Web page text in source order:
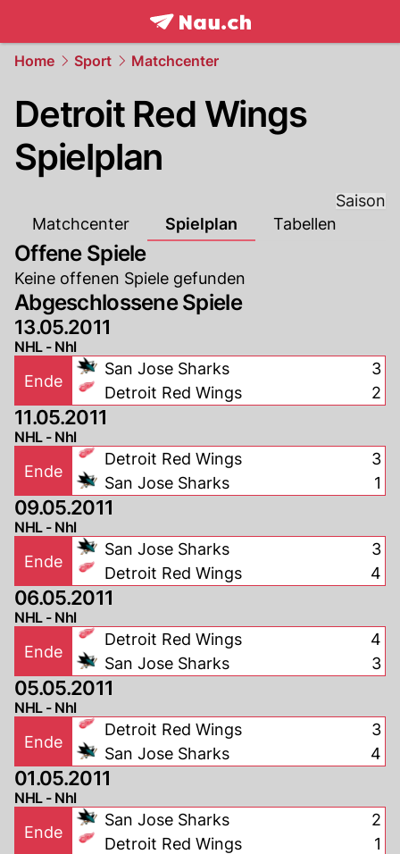
frontpage.NAU.ch
Home Sport Matchcenter
Detroit Red Wings
Spielplan
Saison
Matchcenter
Spielplan Tabellen
Offene Spiele
Keine offenen Spiele gefunden
Abgeschlossene Spiele
13.05.2011
NHL - Nhl
Ende
San Jose Sharks
Detroit Red Wings
3
2
11.05.2011
NHL - Nhl
Ende
Detroit Red Wings
San Jose Sharks
3
1
09.05.2011
NHL - Nhl
Ende
San Jose Sharks
Detroit Red Wings
3
4
06.05.2011
NHL - Nhl
Ende
Detroit Red Wings
San Jose Sharks
4
3
05.05.2011
NHL - Nhl
Ende
Detroit Red Wings
San Jose Sharks
3
4
01.05.2011
NHL - Nhl
Ende
San Jose Sharks
Detroit Red Wings
2
1